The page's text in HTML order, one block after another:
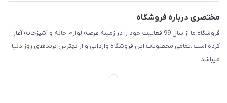
مختصری درباره فروشگاه
فروشگاه ما از سال 99 فعالیت خود را در زمینه عرضه لوازم خانه و آشپزخانه آغاز
کرده است .تمامی محصولات این فروشگاه وارداتی و از بهترین برندهای روز دنیا
میباشد.